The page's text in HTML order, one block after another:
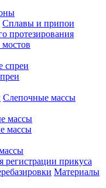
Сплавы и припои
протезирования
Слепочные массы
массы
массы
регистрации прикуса
Материалы